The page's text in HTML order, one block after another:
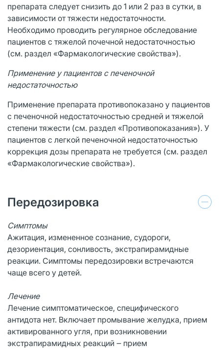
препарата следует снизить до 1 или 2 раз в сутки, в
зависимости от тяжести недостаточности.
Необходимо проводить регулярное обследование
пациентов с тяжелой почечной недостаточностью
(см. раздел «Фармакологические свойства»).
Применение у пациентов с печеночной
недостаточностью
Применение препарата противопоказано у пациентов
с печеночной недостаточностью средней и тяжелой
степени тяжести (см. раздел «Противопоказания»). У
пациентов с легкой печеночной недостаточностью
коррекция дозы препарата не требуется (см. раздел
«Фармакологические свойства»).
Передозировка
Симптомы
Ажитация, измененное сознание, судороги,
дезориентация, сонливость, экстрапирамидные
реакции. Симптомы передозировки встречаются
чаще всего у детей.
Лечение
Лечение симптоматическое, специфического
антидота нет. Включает промывание желудка, прием
активированного угля, при возникновении
экстрапирамидных реакций ‒ прием